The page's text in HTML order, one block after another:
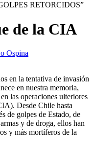
RETORCIDOS”
de la CIA
Ospina
en la tentativa de invasión
en nuestra memoria,
las operaciones ulteriores
Desde Chile hasta
de golpes de Estado, de
y de droga, ellos han
y más mortíferos de la